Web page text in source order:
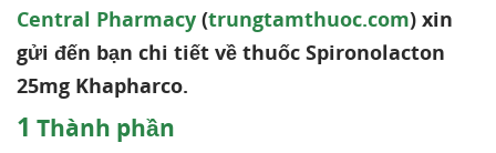
Central Pharmacy (trungtamthuoc.com) xin
gửi đến bạn chi tiết về thuốc Spironolacton
25mg Khapharco.
1 Thành phần